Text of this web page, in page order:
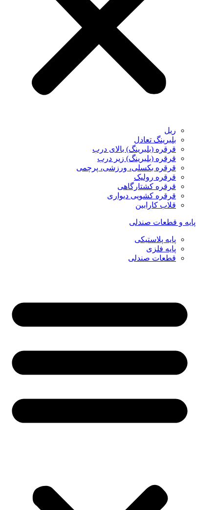
ریل
بلبرینگ تعادل
قرقره (بلبرینگ) بالای درب
قرقره (بلبرینگ) زیر درب
قرقره بکسلی، ورزشی، پرچمی
قرقره رولیک
قرقره کشتارگاهی
قرقره کشویی دیواری
قلاب کارابین
پایه و قطعات صندلی
پایه پلاستیکی
پایه فلزی
قطعات صندلی